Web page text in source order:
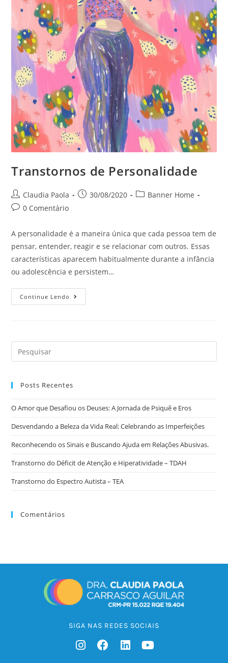
Transtornos de Personalidade
Claudia Paola 30/08/2020
Banner Home
0 Comentário
A personalidade é a maneira única que cada pessoa tem de
pensar, entender, reagir e se relacionar com outros. Essas
características aparecem habitualmente durante a infância
ou adolescência e persistem…
Continue Lendo
Posts Recentes
O Amor que Desafiou os Deuses: A Jornada de Psiquê e Eros
Desvendando a Beleza da Vida Real: Celebrando as Imperfeições
Reconhecendo os Sinais e Buscando Ajuda em Relações Abusivas.
Transtorno do Déficit de Atenção e Hiperatividade – TDAH
Transtorno do Espectro Autista – TEA
Comentários
SIGA NAS REDES SOCIAIS